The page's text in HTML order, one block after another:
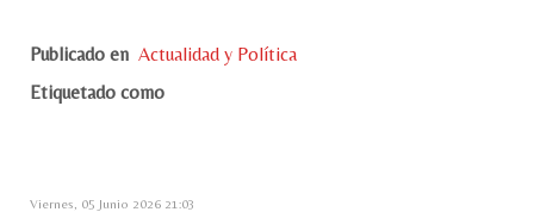
Publicado en Actualidad y Política
Etiquetado como
Viernes, 05 Junio 2026 21:03